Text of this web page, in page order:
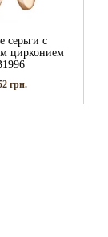
серьги с
цирконием
грн.